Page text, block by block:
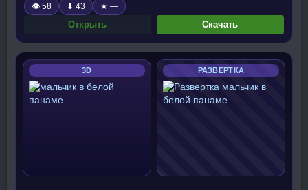
👁 58 ⬇ 43 ★ —
Открыть Скачать
3D РАЗВЕРТКА